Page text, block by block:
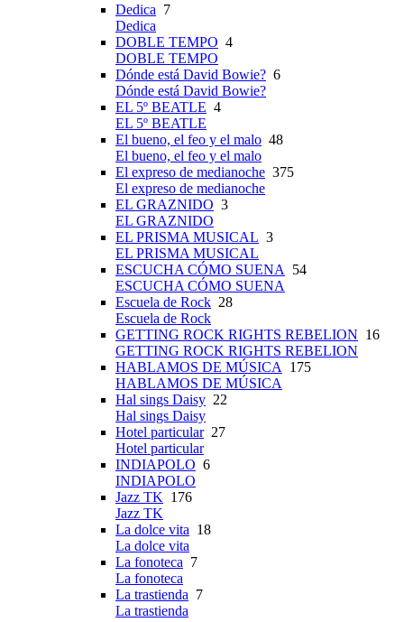
Dedica 7
Dedica
DOBLE TEMPO 4
DOBLE TEMPO
Dónde está David Bowie? 6
Dónde está David Bowie?
EL 5º BEATLE 4
EL 5º BEATLE
El bueno, el feo y el malo 48
El bueno, el feo y el malo
El expreso de medianoche 375
El expreso de medianoche
EL GRAZNIDO 3
EL GRAZNIDO
EL PRISMA MUSICAL 3
EL PRISMA MUSICAL
ESCUCHA CÓMO SUENA 54
ESCUCHA CÓMO SUENA
Escuela de Rock 28
Escuela de Rock
GETTING ROCK RIGHTS REBELION 16
GETTING ROCK RIGHTS REBELION
HABLAMOS DE MÚSICA 175
HABLAMOS DE MÚSICA
Hal sings Daisy 22
Hal sings Daisy
Hotel particular27
Hotel particular
INDIAPOLO 6
INDIAPOLO
Jazz TK 176
Jazz TK
La dolce vita 18
La dolce vita
La fonoteca 7
La fonoteca
La trastienda 7
La trastienda